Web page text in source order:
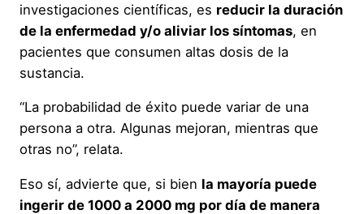
investigaciones científicas, es reducir la duración
de la enfermedad y/o aliviar los síntomas, en
pacientes que consumen altas dosis de la
sustancia.
“La probabilidad de éxito puede variar de una
persona a otra. Algunas mejoran, mientras que
otras no”, relata.
Eso sí, advierte que, si bien la mayoría puede
ingerir de 1000 a 2000 mg por día de manera